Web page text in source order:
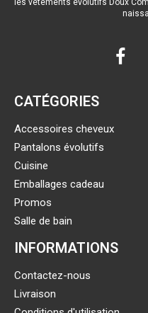
CATÉGORIES
Accessoires cheveux
Pantalons évolutifs
Cuisine
Emballages cadeau
Promos
Salle de bain
INFORMATIONS
Contactez-nous
Livraison